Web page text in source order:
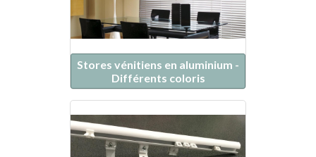
Stores vénitiens en aluminium -
Différents coloris